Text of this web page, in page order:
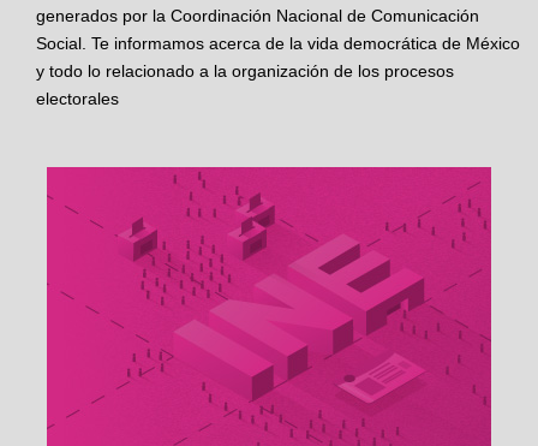
generados por la Coordinación Nacional de Comunicación
Social. Te informamos acerca de la vida democrática de México
y todo lo relacionado a la organización de los procesos
electorales